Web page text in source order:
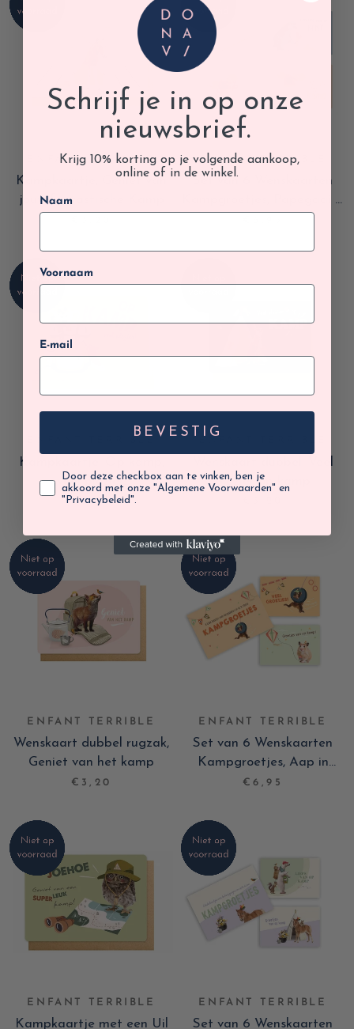
ENFANT TERRIBLE
Kampkaartje, Geniet van
jouw fantastische Kamp
ENFANT TERRIBLE
Set van 6 Wenskaarten
Kampgroetjes, Papegaai &
Kampkaartje, Op kamp,
veel plezier!
€3,20
plezier op kamp
ENFANT TERRIBLE
Wenskaart dubbel rugzak,
Geniet van het kamp
€3,20
ENFANT TERRIBLE
Set van 6 Wenskaarten
Kampgroetjes, Aap in
autoband
€6,95
ENFANT TERRIBLE
Kampkaartje met een Uil
ENFANT TERRIBLE
Set van 6 Wenskaarten
Schrijf je in op onze
nieuwsbrief.
Krijg 10% korting op je volgende aankoop,
online of in de winkel.
Naam
Voornaam
E-mail
BEVESTIG
Door deze checkbox aan te vinken, ben je
akkoord met onze "Algemene Voorwaarden" en
"Privacybeleid".